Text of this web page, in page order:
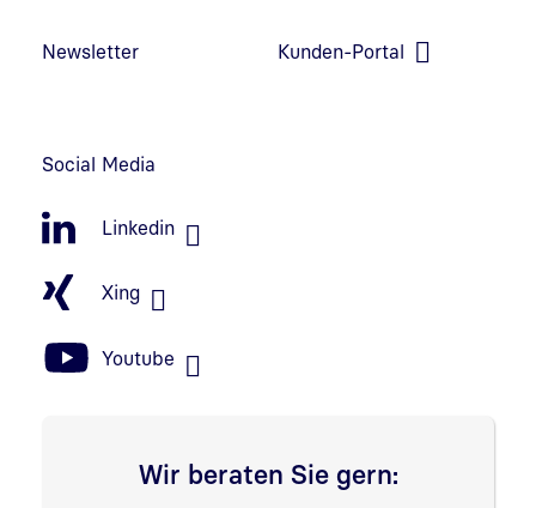
Newsletter Kunden-Portal
Social Media
Linkedin
Xing
Youtube
Wir beraten Sie gern: